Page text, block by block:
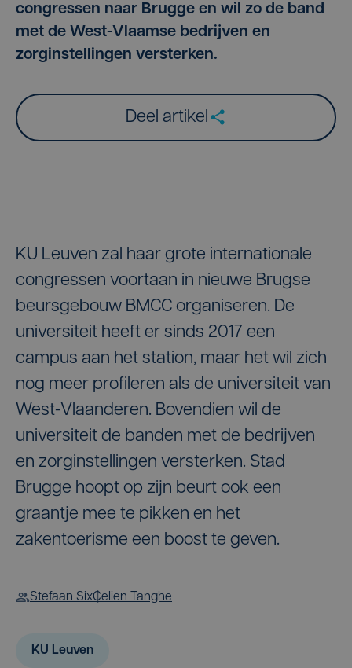
congressen naar Brugge en wil zo de band
met de West-Vlaamse bedrijven en
zorginstellingen versterken.
Deel artikel
KU Leuven zal haar grote internationale
congressen voortaan in nieuwe Brugse
beursgebouw BMCC organiseren. De
universiteit heeft er sinds 2017 een
campus aan het station, maar het wil zich
nog meer profileren als de universiteit van
West-Vlaanderen. Bovendien wil de
universiteit de banden met de bedrijven
en zorginstellingen versterken. Stad
Brugge hoopt op zijn beurt ook een
graantje mee te pikken en het
zakentoerisme een boost te geven.
Stefaan SixCelien Tanghe
KU Leuven